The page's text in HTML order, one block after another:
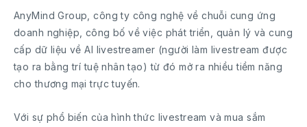
AnyMind Group, công ty công nghệ về chuỗi cung ứng
doanh nghiệp, công bố về việc phát triển, quản lý và cung
cấp dữ liệu về AI livestreamer (người làm livestream được
tạo ra bằng trí tuệ nhân tạo) từ đó mở ra nhiều tiềm năng
cho thương mại trực tuyến.
Với sự phổ biến của hình thức livestream và mua sắm